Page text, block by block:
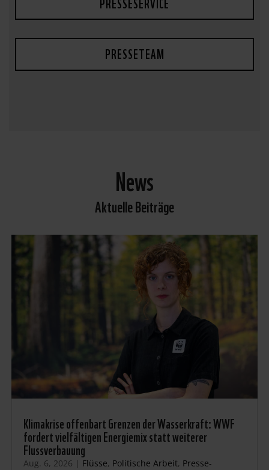
PRESSETEAM
News
Aktuelle Beiträge
Klimakrise offenbart Grenzen der Wasserkraft: WWF
fordert vielfältigen Energiemix statt weiterer
Flussverbauung
Aug. 6, 2026 | Flüsse, Politische Arbeit, Presse-